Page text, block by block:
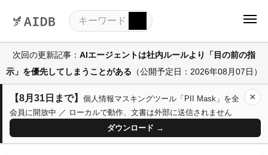
次回の更新記事： AIエージェントは社内ルールより「目の前の指
示」を優先してしまうことがある （公開予定日：2026年08月07日）
【8月31日まで】 個人情報マスキングツール「PII Mask」を全
会員に開放中 ／ ローカルで動作、文書は外部に送信されません
ダウンロード →
×